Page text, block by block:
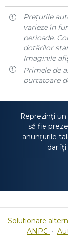
Prețurile
varieze în
perioade.
dotărilor
Imaginile
Primele de
purtatoare
Reprezinți
să fie
anunțurile
dar
Solutionare
ANPC ·